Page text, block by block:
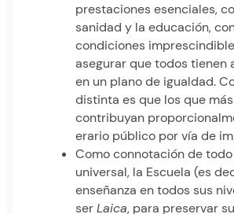
prestaciones esenciales,
sanidad y la educación,
condiciones
asegurar que todos tienen
en un plano de igualdad.
distinta es que los que
contribuyan
erario público por vía de
Como connotación de
universal, la Escuela (es
enseñanza en todos sus
serLaica, para preservar